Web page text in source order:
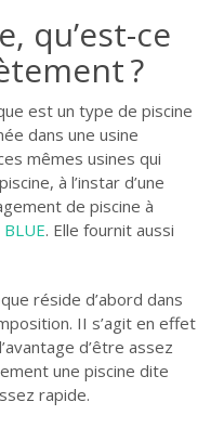
qu’est-ce
?
est un type de piscine
dans une usine
mêmes usines qui
à l’instar d’une
de piscine à
BLUE. Elle fournit aussi
réside d’abord dans
II s’agit en effet
d’être assez
une piscine dite
rapide.